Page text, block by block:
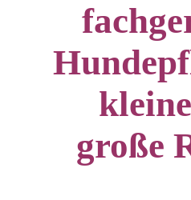
große